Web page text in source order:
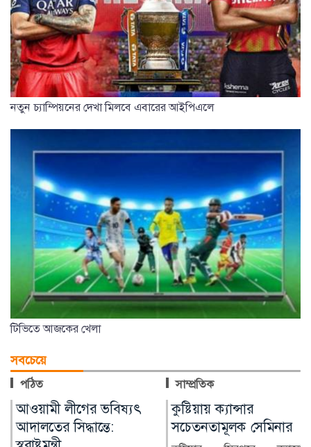
নতুন চ্যাম্পিয়নের দেখা মিলবে এবারের আইপিএলে
টিভিতে আজকের খেলা
সবচেয়ে
পঠিত সাম্প্রতিক
কুষ্টিয়ায় ক্যান্সার
সচেতনতামূলক সেমিনার
লাখ টাকার ফল-নাস্তা নিয়ে
সাবেক ইউএনওকে ঘিরে